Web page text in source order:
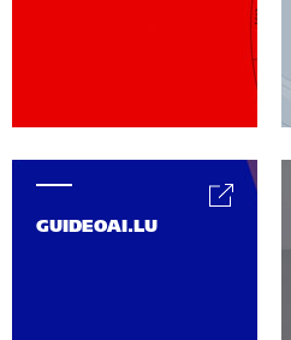
GUIDEOAI.LU